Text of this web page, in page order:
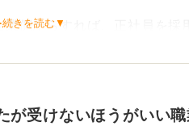
業側からすれば、正社員を採
手の事情がわからないままで
きを読む▼
が受けないほうがいい